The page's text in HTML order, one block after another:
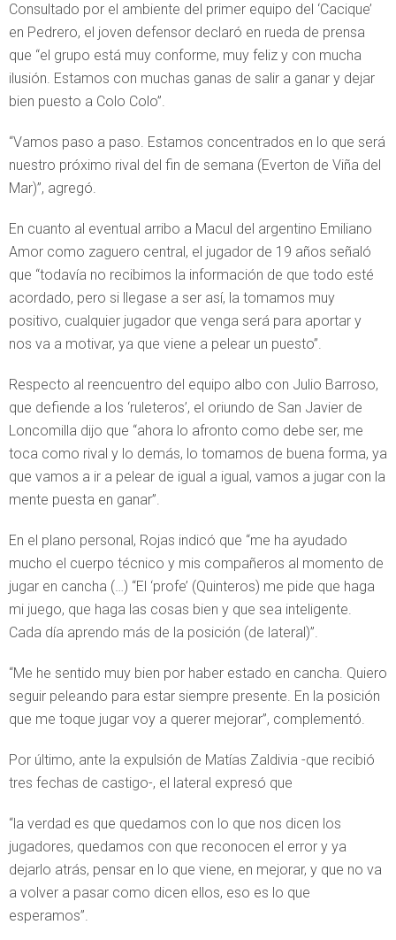
Consultado por el ambiente del primer equipo del ‘Cacique’
en Pedrero, el joven defensor declaró en rueda de prensa
que “el grupo está muy conforme, muy feliz y con mucha
ilusión. Estamos con muchas ganas de salir a ganar y dejar
bien puesto a Colo Colo”.
“Vamos paso a paso. Estamos concentrados en lo que será
nuestro próximo rival del fin de semana (Everton de Viña del
Mar)”, agregó.
En cuanto al eventual arribo a Macul del argentino Emiliano
Amor como zaguero central, el jugador de 19 años señaló
que “todavía no recibimos la información de que todo esté
acordado, pero si llegase a ser así, la tomamos muy
positivo, cualquier jugador que venga será para aportar y
nos va a motivar, ya que viene a pelear un puesto”.
Respecto al reencuentro del equipo albo con Julio Barroso,
que defiende a los ‘ruleteros’, el oriundo de San Javier de
Loncomilla dijo que “ahora lo afronto como debe ser, me
toca como rival y lo demás, lo tomamos de buena forma, ya
que vamos a ir a pelear de igual a igual, vamos a jugar con la
mente puesta en ganar”.
En el plano personal, Rojas indicó que “me ha ayudado
mucho el cuerpo técnico y mis compañeros al momento de
jugar en cancha (…) “El ‘profe’ (Quinteros) me pide que haga
mi juego, que haga las cosas bien y que sea inteligente.
Cada día aprendo más de la posición (de lateral)”.
“Me he sentido muy bien por haber estado en cancha. Quiero
seguir peleando para estar siempre presente. En la posición
que me toque jugar voy a querer mejorar”, complementó.
Por último, ante la expulsión de Matías Zaldivia -que recibió
tres fechas de castigo-, el lateral expresó que
“la verdad es que quedamos con lo que nos dicen los
jugadores, quedamos con que reconocen el error y ya
dejarlo atrás, pensar en lo que viene, en mejorar, y que no va
a volver a pasar como dicen ellos, eso es lo que
esperamos”.